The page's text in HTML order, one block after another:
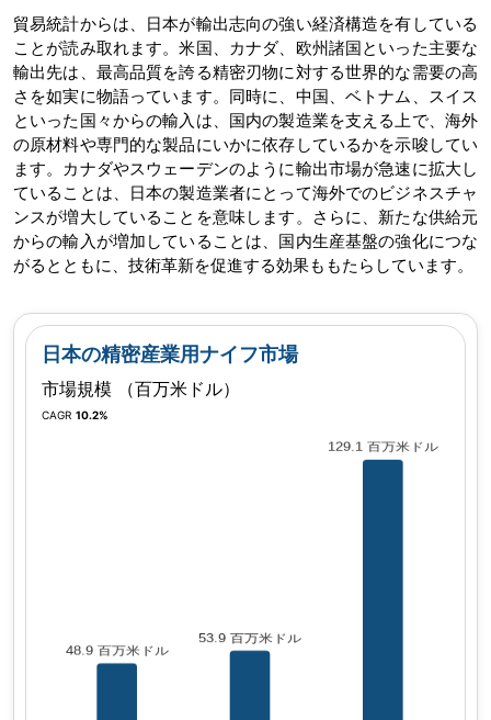
貿易統計からは、日本が輸出志向の強い経済構造を有している
ことが読み取れます。米国、カナダ、欧州諸国といった主要な
輸出先は、最高品質を誇る精密刃物に対する世界的な需要の高
さを如実に物語っています。同時に、中国、ベトナム、スイス
といった国々からの輸入は、国内の製造業を支える上で、海外
の原材料や専門的な製品にいかに依存しているかを示唆してい
ます。カナダやスウェーデンのように輸出市場が急速に拡大し
ていることは、日本の製造業者にとって海外でのビジネスチャ
ンスが増大していることを意味します。さらに、新たな供給元
からの輸入が増加していることは、国内生産基盤の強化につな
がるとともに、技術革新を促進する効果ももたらしています。
日本の精密産業用ナイフ市場
市場規模 （百万米ドル）
CAGR 10.2%